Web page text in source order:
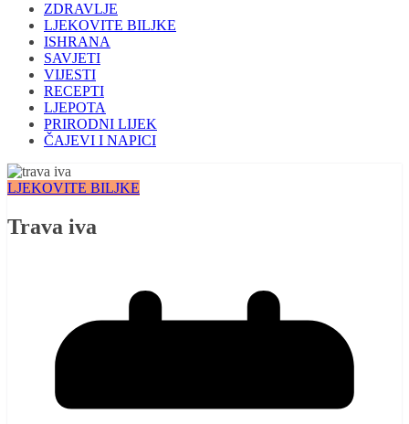
ZDRAVLJE
LJEKOVITE BILJKE
ISHRANA
SAVJETI
VIJESTI
RECEPTI
LJEPOTA
PRIRODNI LIJEK
ČAJEVI I NAPICI
LJEKOVITE BILJKE
Trava iva